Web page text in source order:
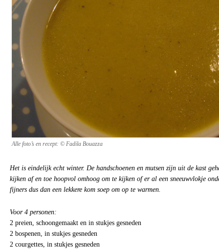
Alle foto’s en recept: © Fadila Bouazza
Het is eindelijk echt winter. De handschoenen en mutsen zijn uit de kast
kijken af en toe hoopvol omhoog om te kijken of er al een sneeuwvlokje
fijners dus dan een lekkere kom soep om op te warmen.
Voor 4 personen:
2 preien, schoongemaakt en in stukjes gesneden
2 bospenen, in stukjes gesneden
2 courgettes, in stukjes gesneden